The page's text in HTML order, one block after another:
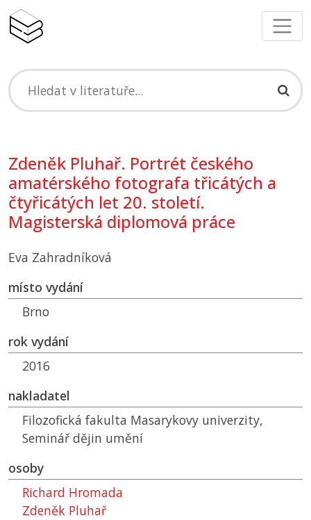
Zdeněk Pluhař. Portrét českého
amatérského fotografa třicátých a
čtyřicátých let 20. století.
Magisterská diplomová práce
Eva Zahradníková
místo vydání
Brno
rok vydání
2016
nakladatel
Filozofická fakulta Masarykovy univerzity,
Seminář dějin umění
osoby
Richard Hromada
Zdeněk Pluhař